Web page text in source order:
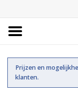
Bestellingen
Prijzen en
klanten.